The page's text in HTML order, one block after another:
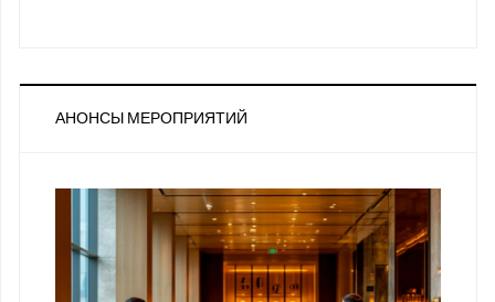
АНОНСЫ МЕРОПРИЯТИЙ